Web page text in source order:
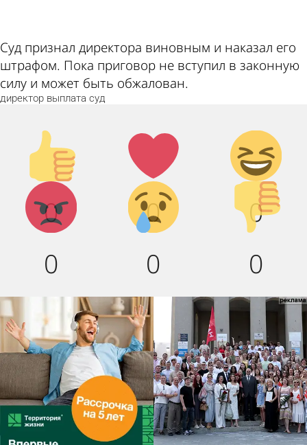
Суд признал директора виновным и наказал его
штрафом. Пока приговор не вступил в законную
силу и может быть обжалован.
директор выплата суд
Палец
вверх!
0
Лайк!
0
Дикий
смех!
0
Агрессия!
0
Грусть :(
0
Палец
вниз!
0